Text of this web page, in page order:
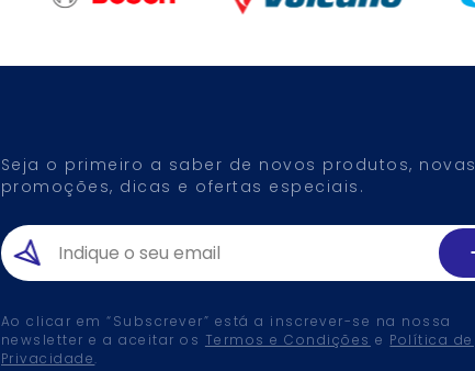
Seja o primeiro a saber de novos produtos, novas
promoções, dicas e ofertas especiais.
Ao clicar em “Subscrever” está a inscrever-se na nossa
newsletter e a aceitar os Termos e Condições e Política de
Privacidade.